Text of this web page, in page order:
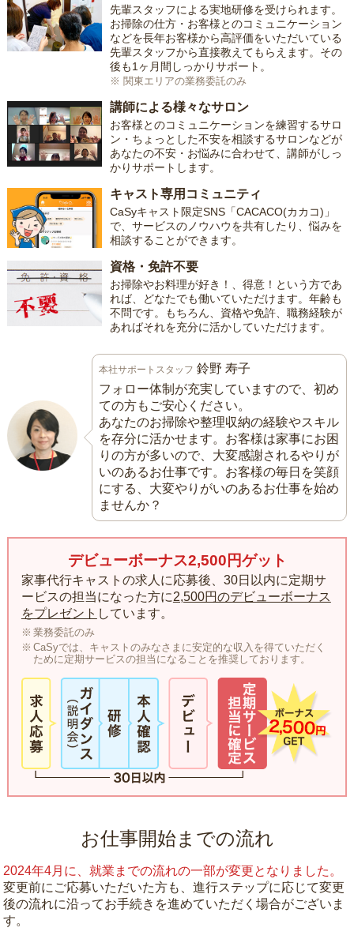
先輩スタッフによる実地研修を受けられます。
お掃除の仕方・お客様とのコミュニケーション
などを長年お客様から高評価をいただいている
先輩スタッフから直接教えてもらえます。その
後も1ヶ月間しっかりサポート。
※ 関東エリアの業務委託のみ
講師による様々なサロン
お客様とのコミュニケーションを練習するサロ
ン・ちょっとした不安を相談するサロンなどが
あなたの不安・お悩みに合わせて、講師がしっ
かりサポートします。
キャスト専用コミュニティ
CaSyキャスト限定SNS「CACACO(カカコ)」
で、サービスのノウハウを共有したり、悩みを
相談することができます。
資格・免許不要
お掃除やお料理が好き！、得意！という方であ
れば、どなたでも働いていただけます。年齢も
不問です。もちろん、資格や免許、職務経験が
あればそれを充分に活かしていただけます。
本社サポートスタッフ 鈴野 寿子
フォロー体制が充実していますので、初め
ての方もご安心ください。
あなたのお掃除や整理収納の経験やスキル
を存分に活かせます。お客様は家事にお困
りの方が多いので、大変感謝されるやりが
いのあるお仕事です。お客様の毎日を笑顔
にする、大変やりがいのあるお仕事を始め
ませんか？
デビューボーナス2,500円ゲット
家事代行キャストの求人に応募後、30日以内に定期サ
ービスの担当になった方に2,500円のデビューボーナス
をプレゼント しています。
業務委託のみ
CaSyでは、キャストのみなさまに安定的な収入を得ていただく
ために定期サービスの担当になることを推奨しております。
お仕事開始までの流れ
2024年4月に、就業までの流れの一部が変更となりました。
変更前にご応募いただいた方も、進行ステップに応じて変更
後の流れに沿ってお手続きを進めていただく場合がございま
す。